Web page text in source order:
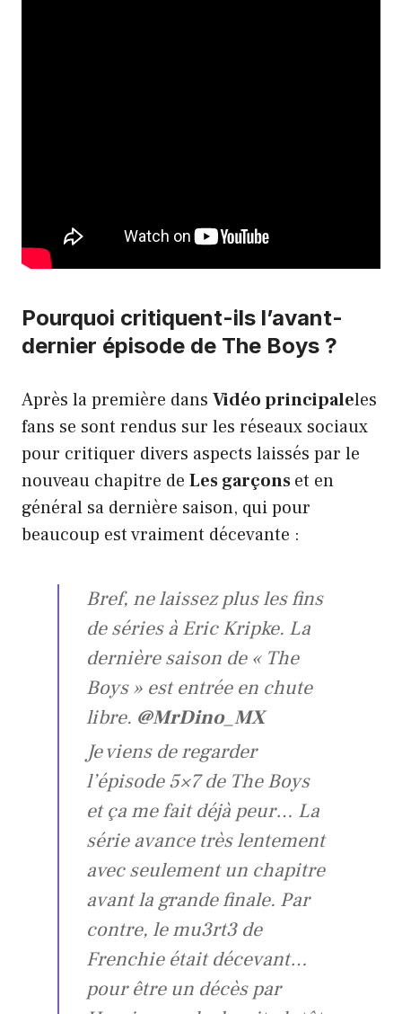
Pourquoi critiquent-ils l’avant-
dernier épisode de The Boys ?
Après la première dans Vidéo principaleles
fans se sont rendus sur les réseaux sociaux
pour critiquer divers aspects laissés par le
nouveau chapitre de Les garçonset en
général sa dernière saison, qui pour
beaucoup est vraiment décevante :
Bref, ne laissez plus les fins
de séries à Eric Kripke. La
dernière saison de « The
Boys » est entrée en chute
libre. @MrDino_MX
Je viens de regarder
l’épisode 5×7 de The Boys
et ça me fait déjà peur… La
série avance très lentement
avec seulement un chapitre
avant la grande finale. Par
contre, le mu3rt3 de
Frenchie était décevant…
pour être un décès par